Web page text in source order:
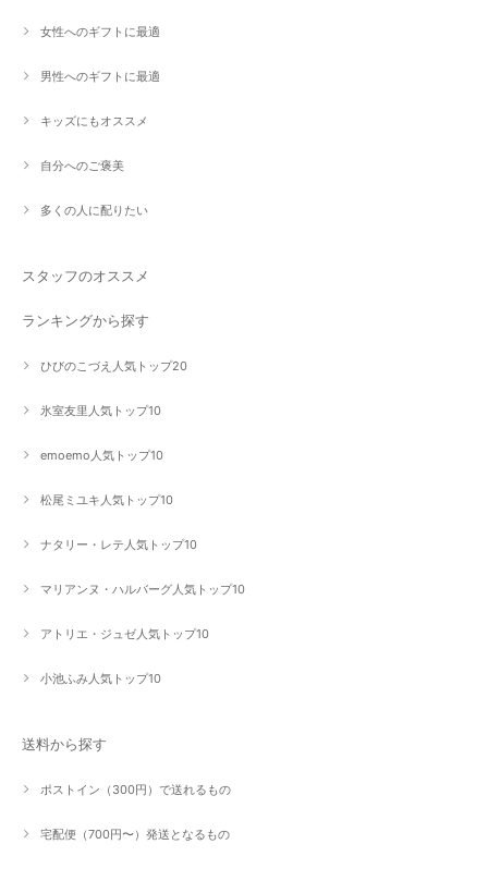
女性へのギフトに最適
男性へのギフトに最適
キッズにもオススメ
自分へのご褒美
多くの人に配りたい
スタッフのオススメ
ランキングから探す
ひびのこづえ人気トップ20
氷室友里人気トップ10
emoemo人気トップ10
松尾ミユキ人気トップ10
ナタリー・レテ人気トップ10
マリアンヌ・ハルバーグ人気トップ10
アトリエ・ジュゼ人気トップ10
小池ふみ人気トップ10
送料から探す
ポストイン（300円）で送れるもの
宅配便（700円〜）発送となるもの